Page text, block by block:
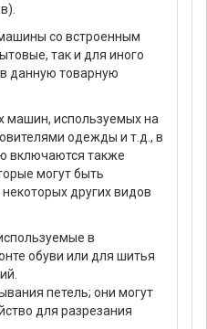
со встроенным
так и для иного
данную товарную
используемых на
одежды и т.д., в
включаются также
могут быть
других видов
в
обуви или для шитья
петель; они могут
для разрезания